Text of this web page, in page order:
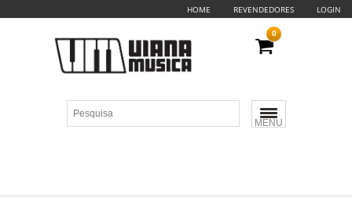
HOME REVENDEDORES LOGIN
MENU
0